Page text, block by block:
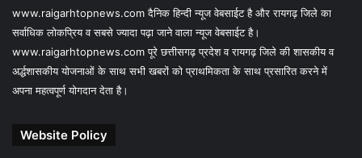
www.raigarhtopnews.com दैनिक हिन्दी न्यूज वेबसाईट है और रायगढ़ जिले का
सर्वाधिक लोकप्रिय व सबसे ज्यादा पढ़ा जाने वाला न्यूज वेबसाईट है।
www.raigarhtopnews.com पूरे छत्तीसगढ़ प्रदेश व रायगढ़ जिले की शासकीय व
अर्द्धशासकीय योजनाओं के साथ सभी खबरों को प्राथमिकता के साथ प्रसारित करने में
अपना महत्वपूर्ण योगदान देता है।
Website Policy